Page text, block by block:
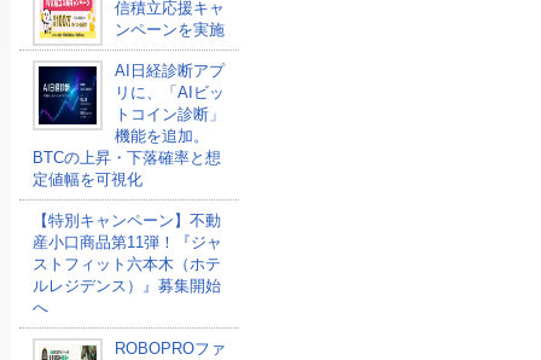
信積立応援キャ
ンペーンを実施
AI日経診断アプ
リに、「AIビッ
トコイン診断」
機能を追加。
BTCの上昇・下落確率と想
定値幅を可視化
【特別キャンペーン】不動
産小口商品第11弾！『ジャ
ストフィット六本木（ホテ
ルレジデンス）』募集開始
へ
ROBOPROファ